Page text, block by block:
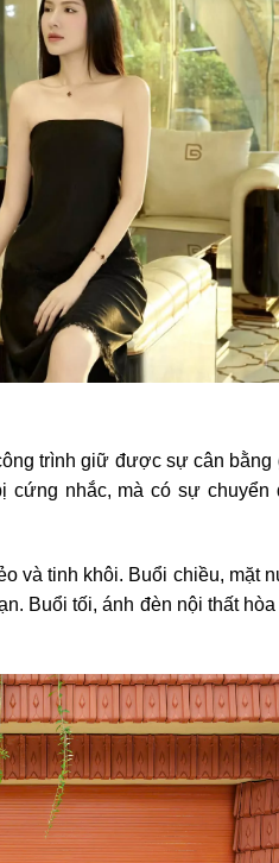
trình giữ được sự cân bằng
cứng nhắc, mà có sự chuyển
và tinh khôi. Buổi chiều, mặt
Buổi tối, ánh đèn nội thất